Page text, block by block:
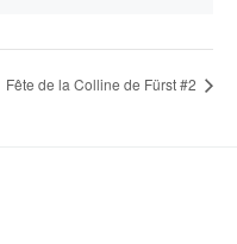
Fête de la Colline de Fürst #2